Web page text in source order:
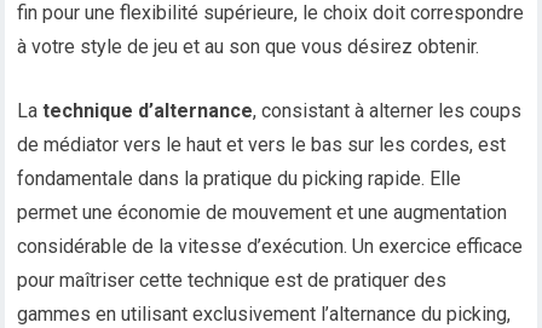
fin pour une flexibilité supérieure, le choix doit correspondre
à votre style de jeu et au son que vous désirez obtenir.
Latechnique d’alternance, consistant à alterner les coups
de médiator vers le haut et vers le bas sur les cordes, est
fondamentale dans la pratique du picking rapide. Elle
permet une économie de mouvement et une augmentation
considérable de la vitesse d’exécution. Un exercice efficace
pour maîtriser cette technique est de pratiquer des
gammes en utilisant exclusivement l’alternance du picking,